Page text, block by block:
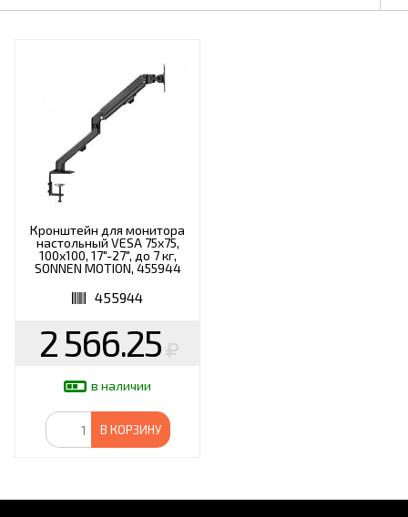
Кронштейн для монитора
настольный VESA 75х75,
100х100, 17"-27", до 7 кг,
SONNEN MOTION, 455944
455944
2 566.25
в наличии
В КОРЗИНУ